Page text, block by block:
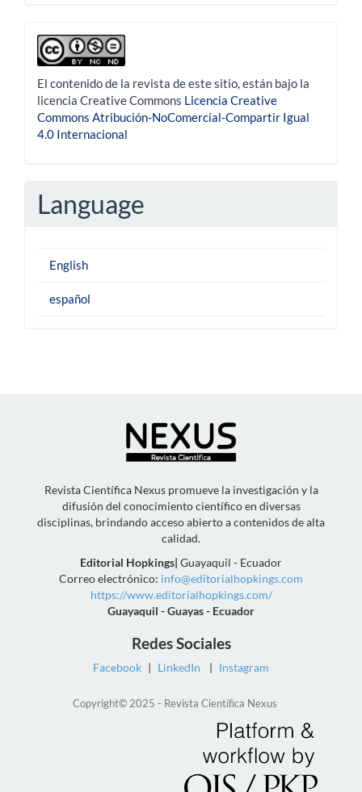
derechoautor
El contenido de la revista de este sitio, están bajo la
licencia Creative Commons Licencia Creative
Commons Atribución-NoComercial-Compartir Igual
4.0 Internacional
Language
English
español
Revista Científica Nexus promueve la investigación y la
difusión del conocimiento científico en diversas
disciplinas, brindando acceso abierto a contenidos de alta
calidad.
Editorial Hopkings| Guayaquil - Ecuador
Correo electrónico: info@editorialhopkings.com
https://www.editorialhopkings.com/
Guayaquil - Guayas - Ecuador
Redes Sociales
Facebook | LinkedIn | Instagram
Copyright© 2025 - Revista Científica Nexus